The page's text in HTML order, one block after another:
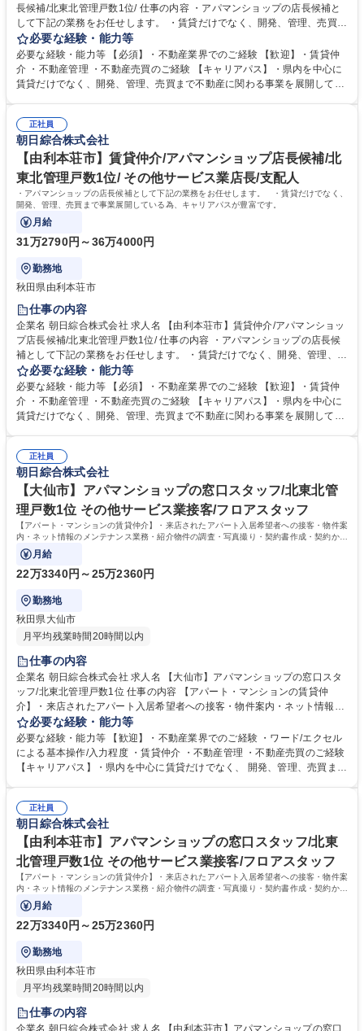
長候補/北東北管理戸数1位/ 仕事の内容 ・アパマンショップの店長候補と
して下記の業務をお任せします。 ・賃貸だけでなく、開発、管理、売買ま
で事業展開している為、キャリアパスが豊富です。 【詳細】・賃貸管理物
件の仕入・取得、リノベーション提案 ・店舗の営業目標設定から達成への
日々の進捗管理・スタッフ教育 ・行動策定管理 ・アパート案内 ※業務に
は私有車を使用します。 【サービス】「敷金・礼金・仲介料ゼロ」のトリ
仲介/アパマンショップ店長候補/北東北管理戸数1位/
必要な経験・能力等
必要な経験・能力等 【必須】・不動産業界でのご経験 【歓迎】・賃貸仲
介 ・不動産管理 ・不動産売買のご経験 【キャリアパス】・県内を中心に
賃貸だけでなく、開発、管理、売買まで不動産に関わる事業を展開してい
創業当初から、街づくり貢献のため、ノーザンハピネッツをはじめとした
地域のスポーツチームのスポンサーや寄付を実施しています。地場に根付
いた企業として、これからも地域の役に立つ仕事を行います。 学歴・資格
学歴：大学院 大学 高専 短大 専修学校 高校 語学力： 資格：宅地建物取引
士 第一種運転免許普通自動車
正社員
朝日綜合株式会社
【由利本荘市】賃貸仲介/アパマンショップ店長候補/北
東北管理戸数1位/ その他サービス業店長/支配人
・アパマンショップの店長候補として下記の業務をお任せします。 ・賃貸だけでなく、
開発、管理、売買まで事業展開している為、キャリアパスが豊富です。
月給
31万2790円～36万4000円
勤務地
秋田県由利本荘市
仕事の内容
企業名 朝日綜合株式会社 求人名 【由利本荘市】賃貸仲介/アパマンショッ
プ店長候補/北東北管理戸数1位/ 仕事の内容 ・アパマンショップの店長候
補として下記の業務をお任せします。 ・賃貸だけでなく、開発、管理、売
買まで事業展開している為、キャリアパスが豊富です。 【詳細】・賃貸管
理物件の仕入・取得、リノベーション提案 ・店舗の営業目標設定から達成
への日々の進捗管理・スタッフ教育 ・行動策定管理 ・アパート案内 ※業
務には私有車を使用します。 【サービス】「敷金・礼金・仲介料ゼロ」の
市】賃貸仲介/アパマンショップ店長候補/北東北管理戸数1位/
必要な経験・能力等
必要な経験・能力等 【必須】・不動産業界でのご経験 【歓迎】・賃貸仲
介 ・不動産管理 ・不動産売買のご経験 【キャリアパス】・県内を中心に
賃貸だけでなく、開発、管理、売買まで不動産に関わる事業を展開してい
創業当初から、街づくり貢献のため、ノーザンハピネッツをはじめとした
地域のスポーツチームのスポンサーや寄付を実施しています。地場に根付
いた企業として、これからも地域の役に立つ仕事を行います。 学歴・資格
学歴：大学院 大学 高専 短大 専修学校 高校 語学力： 資格：宅地建物取引
士 第一種運転免許普通自動車
正社員
朝日綜合株式会社
【大仙市】アパマンショップの窓口スタッフ/北東北管
理戸数1位 その他サービス業接客/フロアスタッフ
【アパート・マンションの賃貸仲介】・来店されたアパート入居希望者への接客・物件案
内・ネット情報のメンテナンス業務・紹介物件の調査・写真撮り・契約書作成・契約から
入居までの段取りなど
月給
22万3340円～25万2360円
勤務地
秋田県大仙市
月平均残業時間20時間以内
仕事の内容
企業名 朝日綜合株式会社 求人名 【大仙市】アパマンショップの窓口スタ
ッフ/北東北管理戸数1位 仕事の内容 【アパート・マンションの賃貸仲
介】・来店されたアパート入居希望者への接客・物件案内・ネット情報の
メンテナンス業務・紹介物件の調査・写真撮り・契約書作成・契約から入
居までの段取りなど ＊お客様の案内時に私用車を使用します。ガソリン代
などは会社規 程により支給します。※初心者の方でも業務内容は丁寧に店
舗内のスタッフが一緒に指導しますのでご安心下さい。【サービス】「敷
す。 募集職種 【大仙市】アパマンショップの窓口スタッフ/北東北管理戸
数1位
必要な経験・能力等
必要な経験・能力等 【歓迎】・不動産業界でのご経験 ・ワード/エクセル
による基本操作/入力程度 ・賃貸仲介 ・不動産管理 ・不動産売買のご経験
【キャリアパス】・県内を中心に賃貸だけでなく、 開発、管理、売買まで
与反映されます。 【当社の魅力】創業当初から、街づくり貢献のため、ノ
ーザンハピネッツをはじめとした地域のスポーツチームのスポンサーや寄
付を実施しています。地場に根付いた企業として、これからも地域の役に
立つ仕事を行います。 学歴・資格 学歴：大学院 大学 高専 短大 専修学校
高校 語学力： 資格：宅地建物取引士 第一種運転免許普通自動車
正社員
朝日綜合株式会社
【由利本荘市】アパマンショップの窓口スタッフ/北東
北管理戸数1位 その他サービス業接客/フロアスタッフ
【アパート・マンションの賃貸仲介】・来店されたアパート入居希望者への接客・物件案
内・ネット情報のメンテナンス業務・紹介物件の調査・写真撮り・契約書作成・契約から
入居までの段取りなど
月給
22万3340円～25万2360円
勤務地
秋田県由利本荘市
月平均残業時間20時間以内
仕事の内容
企業名 朝日綜合株式会社 求人名 【由利本荘市】アパマンショップの窓口